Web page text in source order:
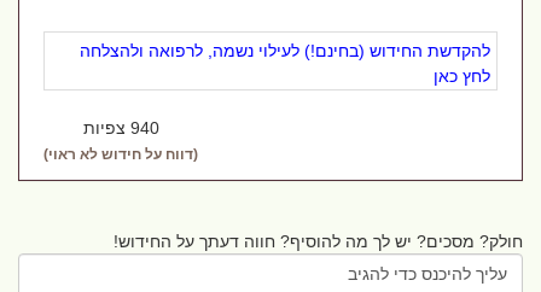
להקדשת החידוש (בחינם!) לעילוי נשמה, לרפואה ולהצלחה
לחץ כאן
940 צפיות
(דווח על חידוש לא ראוי)
חולק? מסכים? יש לך מה להוסיף? חווה דעתך על החידוש!